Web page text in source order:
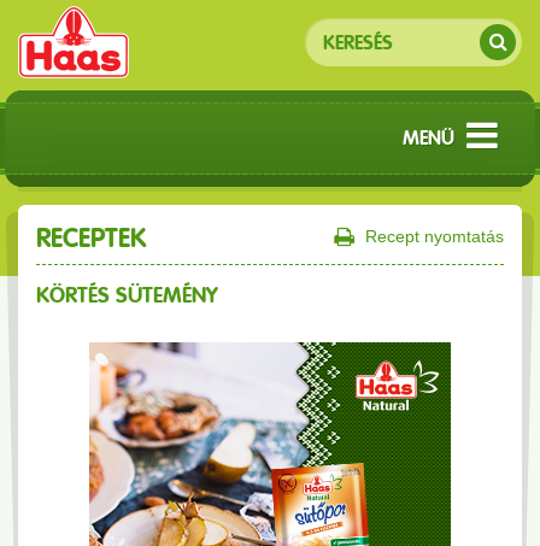
MENÜ
RECEPTEK Recept nyomtatás
KÖRTÉS SÜTEMÉNY